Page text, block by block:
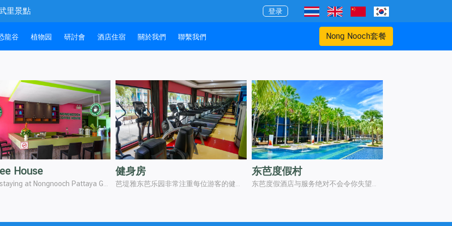
里景點 登录
龍谷 植物园 研討會 酒店住宿 關於我們 聯繫我們 Nong Nooch套餐
House 健身房 东芭度假村